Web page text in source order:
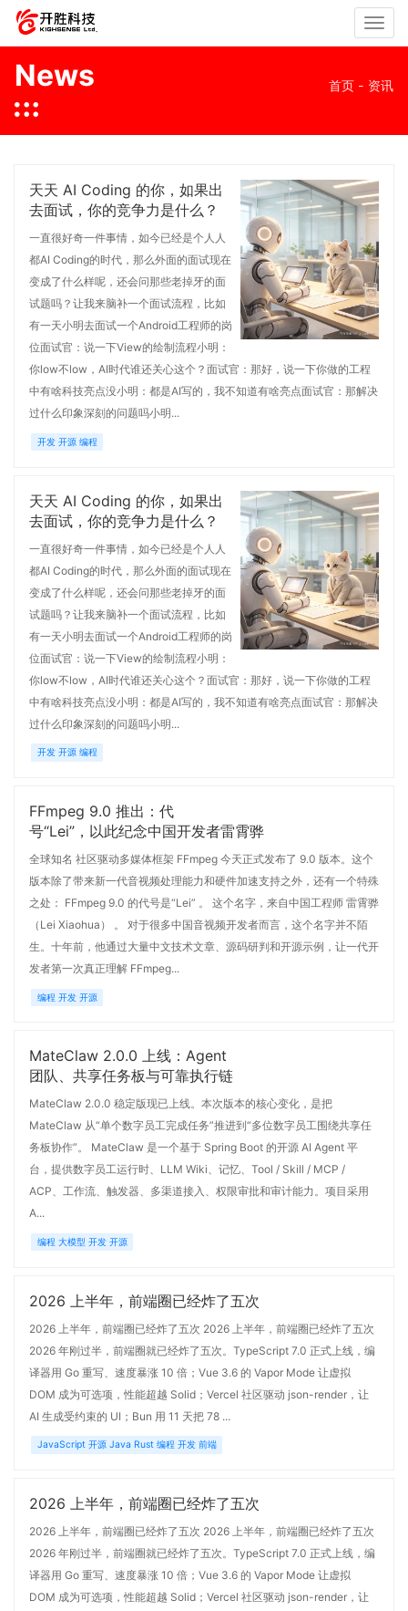
Toggle
News 首页 - 资讯
天天 AI Coding 的你，如果出
去面试，你的竞争力是什么？
一直很好奇一件事情，如今已经是个人人
都AI Coding的时代，那么外面的面试现在
变成了什么样呢，还会问那些老掉牙的面
试题吗？让我来脑补一个面试流程，比如
有一天小明去面试一个Android工程师的岗
位面试官：说一下View的绘制流程小明：
你low不low，AI时代谁还关心这个？面试官：那好，说一下你做的工程
中有啥科技亮点没小明：都是AI写的，我不知道有啥亮点面试官：那解决
过什么印象深刻的问题吗小明...
开发 开源 编程
天天 AI Coding 的你，如果出
去面试，你的竞争力是什么？
一直很好奇一件事情，如今已经是个人人
都AI Coding的时代，那么外面的面试现在
变成了什么样呢，还会问那些老掉牙的面
试题吗？让我来脑补一个面试流程，比如
有一天小明去面试一个Android工程师的岗
位面试官：说一下View的绘制流程小明：
你low不low，AI时代谁还关心这个？面试官：那好，说一下你做的工程
中有啥科技亮点没小明：都是AI写的，我不知道有啥亮点面试官：那解决
过什么印象深刻的问题吗小明...
开发 开源 编程
FFmpeg 9.0 推出：代
号“Lei”，以此纪念中国开发者雷霄骅
全球知名 社区驱动多媒体框架 FFmpeg 今天正式发布了 9.0 版本。这个
版本除了带来新一代音视频处理能力和硬件加速支持之外，还有一个特殊
之处： FFmpeg 9.0 的代号是“Lei” 。 这个名字，来自中国工程师 雷霄骅
（Lei Xiaohua） 。 对于很多中国音视频开发者而言，这个名字并不陌
生。十年前，他通过大量中文技术文章、源码研判和开源示例，让一代开
发者第一次真正理解 FFmpeg...
编程 开发 开源
MateClaw 2.0.0 上线：Agent
团队、共享任务板与可靠执行链
MateClaw 2.0.0 稳定版现已上线。本次版本的核心变化，是把
MateClaw 从“单个数字员工完成任务”推进到“多位数字员工围绕共享任
务板协作”。 MateClaw 是一个基于 Spring Boot 的开源 AI Agent 平
台，提供数字员工运行时、LLM Wiki、记忆、Tool / Skill / MCP /
ACP、工作流、触发器、多渠道接入、权限审批和审计能力。项目采用
A...
编程 大模型 开发 开源
2026 上半年，前端圈已经炸了五次
2026 上半年，前端圈已经炸了五次 2026 上半年，前端圈已经炸了五次
2026 年刚过半，前端圈就已经炸了五次。TypeScript 7.0 正式上线，编
译器用 Go 重写、速度暴涨 10 倍；Vue 3.6 的 Vapor Mode 让虚拟
DOM 成为可选项，性能超越 Solid；Vercel 社区驱动 json-render，让
AI 生成受约束的 UI；Bun 用 11 天把 78 ...
JavaScript 开源 Java Rust 编程 开发 前端
2026 上半年，前端圈已经炸了五次
2026 上半年，前端圈已经炸了五次 2026 上半年，前端圈已经炸了五次
2026 年刚过半，前端圈就已经炸了五次。TypeScript 7.0 正式上线，编
译器用 Go 重写、速度暴涨 10 倍；Vue 3.6 的 Vapor Mode 让虚拟
DOM 成为可选项，性能超越 Solid；Vercel 社区驱动 json-render，让